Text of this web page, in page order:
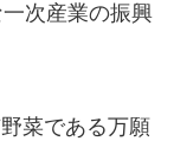
次産業の振興
菜である万願